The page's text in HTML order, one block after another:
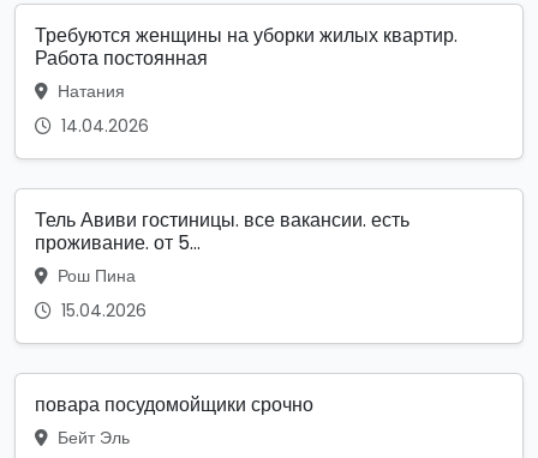
Требуются женщины на уборки жилых квартир.
Работа постоянная
Натания
14.04.2026
Тель Авиви гостиницы. все вакансии. есть
проживание. от 5...
Рош Пина
15.04.2026
повара посудомойщики срочно
Бейт Эль